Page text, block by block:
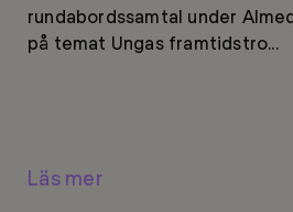
rundabordssamtal under
på temat Ungas framtidstro...
Läs mer